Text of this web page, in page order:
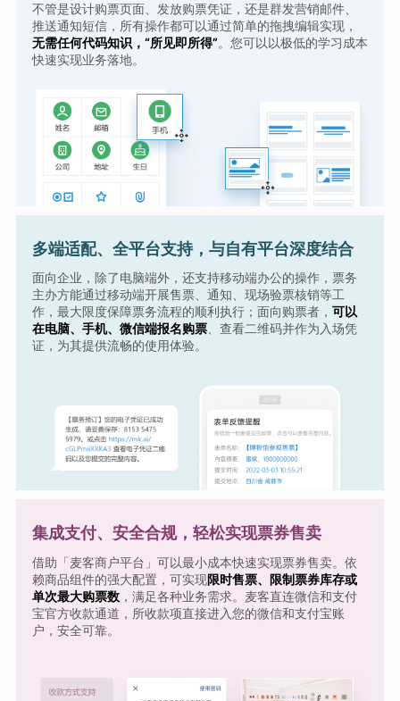
不管是设计购票页面、发放购票凭证，还是群发营销邮件、
推送通知短信，所有操作都可以通过简单的拖拽编辑实现，
无需任何代码知识，“所见即所得”。您可以以极低的学习成本
快速实现业务落地。
多端适配、全平台支持，与自有平台深度结合
面向企业，除了电脑端外，还支持移动端办公的操作，票务
主办方能通过移动端开展售票、通知、现场验票核销等工
作，最大限度保障票务流程的顺利执行；面向购票者， 可以
在电脑、手机、微信端报名购票、查看二维码并作为入场凭
证，为其提供流畅的使用体验。
集成支付、安全合规，轻松实现票券售卖
借助「麦客商户平台」可以最小成本快速实现票券售卖。依
赖商品组件的强大配置，可实现限时售票、限制票券库存或
单次最大购票数，满足各种业务需求。麦客直连微信和支付
宝官方收款通道，所收款项直接进入您的微信和支付宝账
户，安全可靠。